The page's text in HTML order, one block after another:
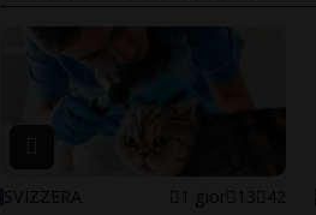
SVIZZERA 1 gior 13 42